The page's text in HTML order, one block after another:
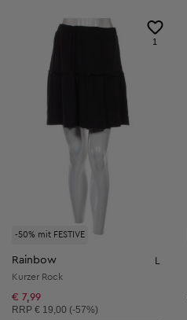
-50% mit FESTIVE
1
Rainbow
Kurzer Rock
€ 7,99
Unverbindliche Preisempfehlung:
RRP € 19,00 (-57%)